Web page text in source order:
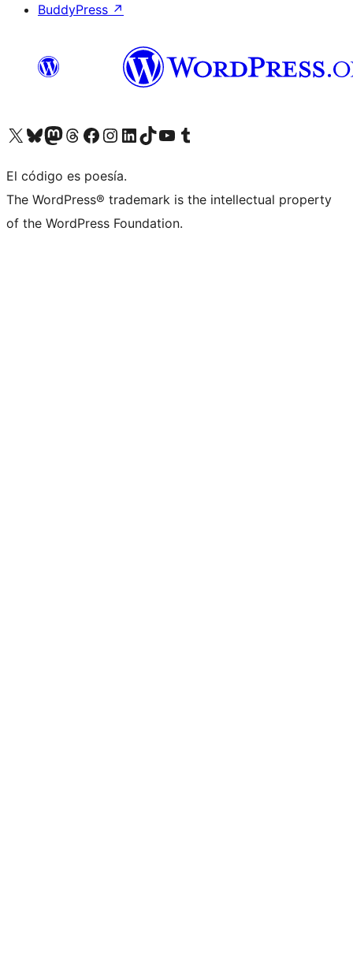
BuddyPress ↗
Visita nuestra cuenta de X (anteriormente Twitter)
Visita nuestra cuenta de Bluesky
Visita nuestra cuenta de Mastodon
Visita nuestra cuenta de Threads
Visita nuestra página de Facebook
Visita nuestra cuenta de Instagram
Visita nuestra cuenta de LinkedIn
Visita nuestra cuenta de TikTok
Visita nuestro canal de YouTube
Visita nuestra cuenta de Tumblr
El código es poesía.
The WordPress® trademark is the intellectual property
of the WordPress Foundation.